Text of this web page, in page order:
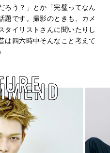
ろう？」とか「完璧ってなん
題です。撮影のときも、カメ
タイリストさんに聞いたりし
は四六時中そんなこと考えて